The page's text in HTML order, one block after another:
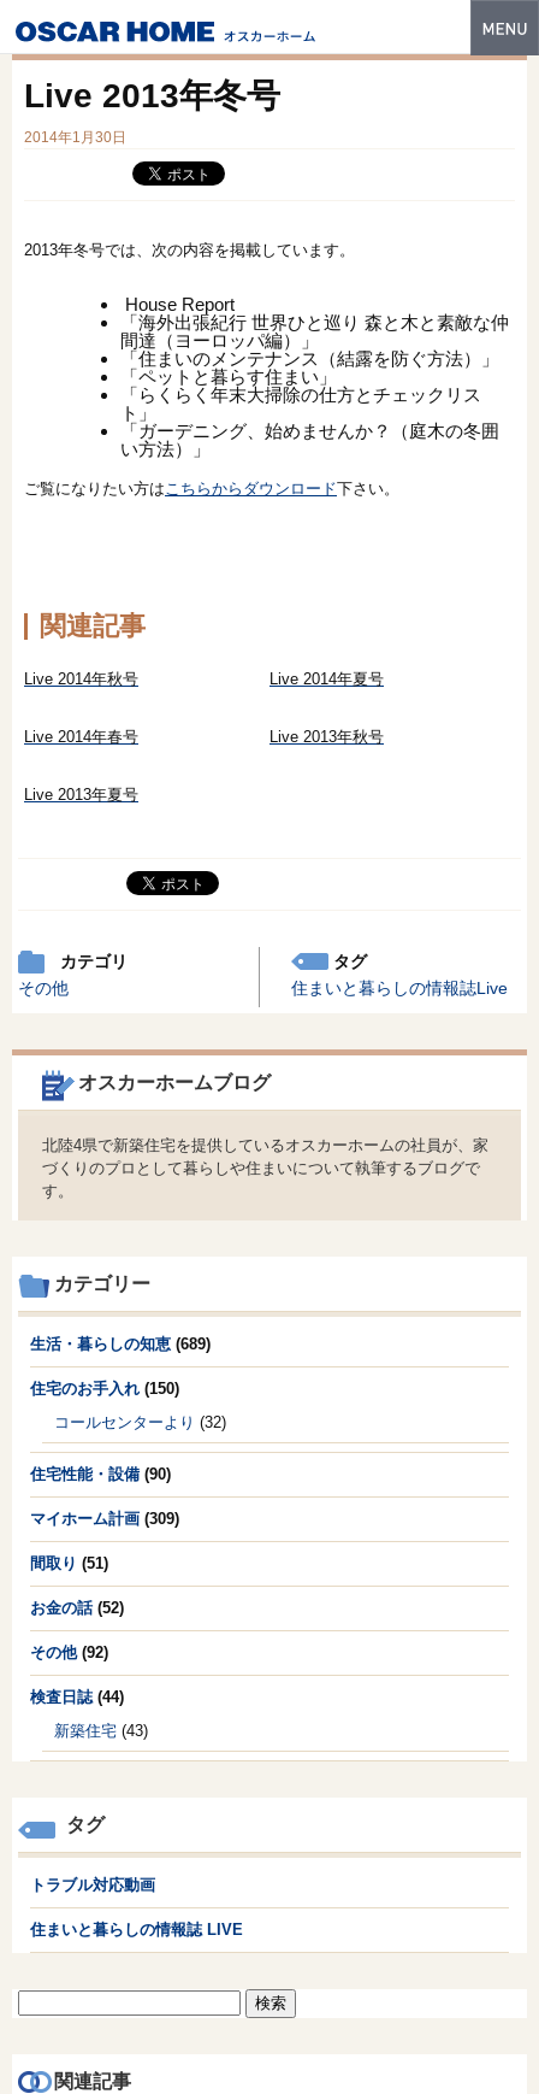
性能・技術
建築実例
フォトギャラリー
販売中の物件
Live 2013年冬号
2014年1月30日
2013年冬号では、次の内容を掲載しています。
House Report
「海外出張紀行 世界ひと巡り 森と木と素敵な仲
間達（ヨーロッパ編）」
「住まいのメンテナンス（結露を防ぐ方法）」
「ペットと暮らす住まい」
「らくらく年末大掃除の仕方とチェックリス
ト」
「ガーデニング、始めませんか？（庭木の冬囲
い方法）」
ご覧になりたい方はこちらからダウンロード下さい。
関連記事
Live 2014年秋号 Live 2014年夏号
Live 2014年春号 Live 2013年秋号
Live 2013年夏号
カテゴリ
その他
タグ
住まいと暮らしの情報誌Live
オスカーホームブログ
北陸4県で新築住宅を提供しているオスカーホームの社員が、家
づくりのプロとして暮らしや住まいについて執筆するブログで
す。
カテゴリー
生活・暮らしの知恵 (689)
住宅のお手入れ (150)
コールセンターより (32)
住宅性能・設備 (90)
マイホーム計画 (309)
間取り (51)
お金の話(52)
その他(92)
検査日誌(44)
新築住宅 (43)
タグ
トラブル対応動画
住まいと暮らしの情報誌 LIVE
関連記事